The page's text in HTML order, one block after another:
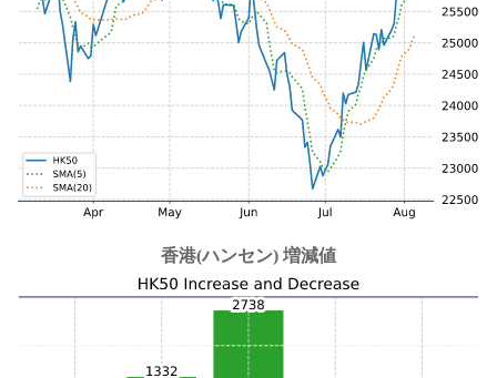
香港(ハンセン) 増減値